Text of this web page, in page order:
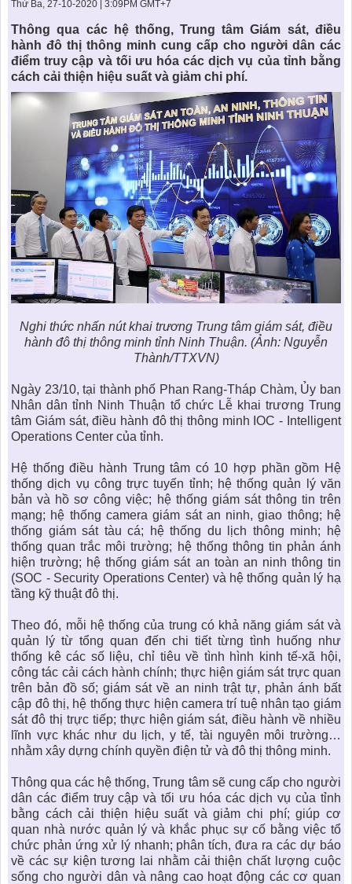
THÀNH ĐÔNG VỚI XÃ HÔI
BẮC
THƯ VIỆN PHÁP LUẬT
LIÊN HỆ & GIẢI ĐÁP
KIẾN TRÚC & PHONG THUỶ
TIN TỨC CÔNG TY
TIN TỨC TỔNG HỢP
Thứ Ba, 27-10-2020 | 3:09PM GMT+7
Thông qua các hệ thống, Trung tâm Giám sát, điều
hànhđô thị thông minh cung cấp cho người dân các
điểm truy cập và tối ưu hóa cácdịch vụ của tỉnh bằng
cách cải thiện hiệu suất và giảm chi phí.
Nghi thức nhấn nút khai trương Trung tâm giám sát, điều
hành đô thị thông minh tỉnh Ninh Thuận. (Ảnh: Nguyễn
Thành/TTXVN)
Ngày 23/10, tại thành phố Phan Rang-Tháp Chàm, Ủy ban
Nhân dân tỉnh Ninh Thuận tổ chức Lễ khai trương Trung
tâm Giám sát, điều hành đô thị thông minh IOC - Intelligent
Operations Center của tỉnh.
Hệ thống điều hành Trung tâm có 10 hợp phần gồm Hệ
thống dịch vụ công trực tuyến tỉnh; hệ thống quản lý văn
bản và hồ sơ công việc; hệ thống giám sát thông tin trên
mạng; hệ thống camera giám sát an ninh, giao thông; hệ
thống giám sát tàu cá; hệ thống du lịch thông minh; hệ
thống quan trắc môi trường; hệ thống thông tin phản ánh
hiện trường; hệ thống giám sát an toàn an ninh thông tin
(SOC - Security Operations Center) và hệ thống quản lý hạ
tầng kỹ thuậtđô thị.
Theo đó, mỗi hệ thống của trung có khả năng giám sát và
quản lý từ tổng quan đến chi tiết từng tình huống như
thống kê các số liệu, chỉ tiêu về tình hình kinh tế-xã hội,
công tác cải cách hành chính; thực hiện giám sát trực quan
trên bản đồ số; giám sát về an ninh trật tự, phản ánh bất
cập đô thị, hệ thống thực hiện camera trí tuệ nhân tạo giám
sát đô thị trực tiếp; thực hiện giám sát, điều hành về nhiều
lĩnh vực khác như du lịch, y tế, tài nguyên môi trường…
nhằm xây dựng chính quyền điện tử vàđô thị thông minh.
Thông qua các hệ thống, Trung tâm sẽ cung cấp cho người
dân các điểm truy cập và tối ưu hóa các dịch vụ của tỉnh
bằng cách cải thiện hiệu suất và giảm chi phí; giúp cơ
quan nhà nước quản lý và khắc phục sự cố bằng việc tổ
chức phản ứng xử lý nhanh; phân tích, đưa ra các dự báo
về các sự kiện tương lai nhằm cải thiện chất lượng cuộc
sống cho người dân và nâng cao hoạt động các cơ quan